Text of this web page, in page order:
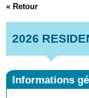
« Retour
2026
Informations